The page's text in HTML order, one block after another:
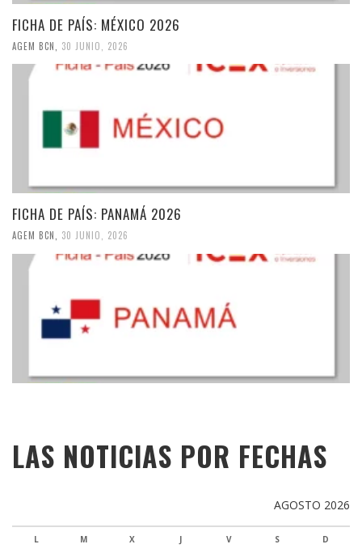
FICHA DE PAÍS: MÉXICO 2026
AGEM BCN 30 JUNIO, 2026
FICHA DE PAÍS: PANAMÁ 2026
AGEM BCN 30 JUNIO, 2026
LAS NOTICIAS POR FECHAS
AGOSTO 2026
L M X J V S D